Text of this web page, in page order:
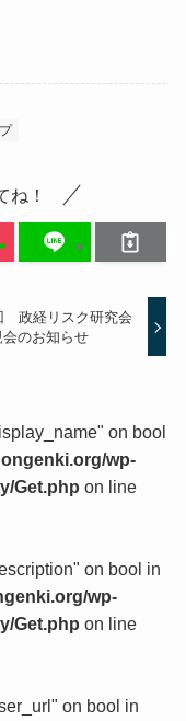
ね！
政経リスク研究会
会のお知らせ
on bool
wp-
Get.php on line
on bool in
wp-
Get.php on line
on bool in